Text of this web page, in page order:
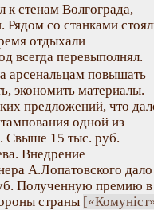
к стенам Волгограда,
со станками
отдыхали
всегда перевыполнял.
арсенальцам повышать
экономить материалы.
предложений, что
одной из
Свыше 15 тыс. руб.
Внедрение
А.Лопатовского дало
Полученную премию в
страны